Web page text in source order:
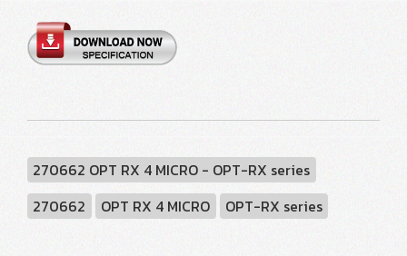
270662 OPT RX 4 MICRO - OPT-RX series
270662
OPT RX 4 MICRO OPT-RX series